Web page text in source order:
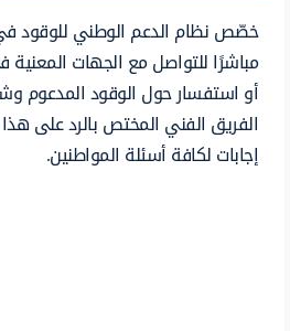
خصّص نظام الدعم الوطني للوقود
مباشرًا للتواصل مع الجهات
أو استفسار حول الوقود المدعوم
الفريق الفني المختص بالرد على
إجابات لكافة أسئلة المواطنين.